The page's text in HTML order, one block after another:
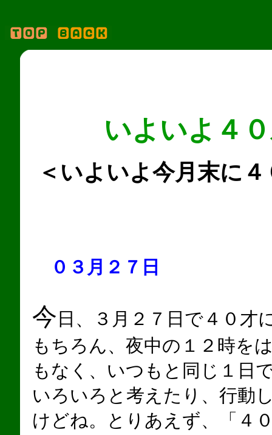
いよいよ４
＜いよいよ今月末に
０３月２７日
今 日、３月２７日で４０才
もちろん、夜中の１２時を
もなく、いつもと同じ１日
いろいろと考えたり、行動
けどね。とりあえず、「４